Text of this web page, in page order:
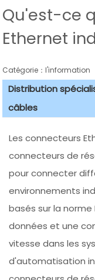
Qu'est-ce
Ethernet
Catégorie：
Distribution
câbles
Les connecteurs
connecteurs de
pour connecter
environnements
basés sur la
données et une
vitesse dans les
d'automatisation